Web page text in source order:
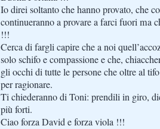
Io direi soltanto che hanno provato, che
continueranno a provare a farci fuori ma
!!!
Cerca di fargli capire che a noi
solo schifo e compassione e che,
gli occhi di tutte le persone che oltre al
per ragionare.
Ti chiederanno di Toni: prendili in giro,
più forti.
Ciao forza David e forza viola !!!